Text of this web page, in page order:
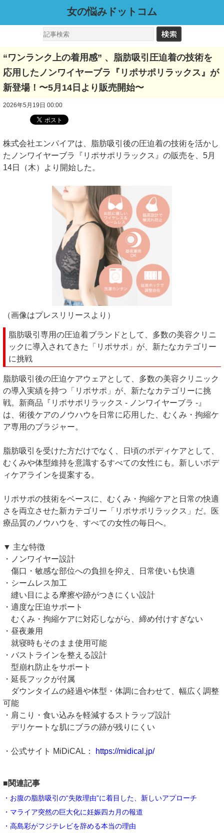
女の悩みドットコム
“ワンランク上の着用感” 、脂肪吸引圧迫着の技術を
応用したノンワイヤーブラ『リポサポリラックス』が
新登場！〜5月14日より販売開始〜
2026年5月19日 00:00
株式会社エンパイアは、脂肪吸引後の圧迫着の技術を活かし
たノンワイヤーブラ『リポサポリラックス』の販売を、5月
14日（木）より開始した。
（画像はプレスリリースより）
脂肪吸引専用の圧迫着ブランドとして、多数の美容クリニ
ックに導入されてきた「リポサポ」が、新たなカテゴリー
に挑戦
脂肪吸引後の圧迫ケアウェアとして、多数の美容クリニック
の導入実績を持つ「リポサポ」が、新たなカテゴリーに挑
戦。新商品『リポサポリラックス - ノンワイヤーブラ -』
は、術後ケアのノウハウを日常に応用した、むくみ・拘縮ケ
ア専用のブラジャー。
脂肪吸引を受けた方だけでなく、日頃のボディケアとして、
むくみや体型維持を意識するすべての女性にも。新しいボデ
ィケアラインを提案する。
リポサポの技術をベースに、むくみ・拘縮ケアと日常の快適
さを両立させた新カテゴリー「リポサポリラックス」だ。医
療品質のノウハウを、すべての女性の毎日へ。
▼ 主な特徴
・ノンワイヤー設計
傷口・敏感な部位への負担を抑え、日常使いも快適
・シームレス加工
縫い目による摩擦や跡がつきにくい設計
・適度な圧迫サポート
むくみ・拘縮ケアに対応しながら、締め付けすぎない
・昼夜兼用
就寝時もそのまま使用可能
・バストラインを整える設計
型崩れ防止をサポート
・延長フックが付属
ダウンタイムの経過や体型・体調に合わせて、幅広く調整
可能
・肩こり・食い込みを軽減するストラップ設計
デリケートな肌にブラの跡が残りにくい
・公式サイト MiDiCAL： https://midical.jp/
■関連記事
・お腹の脂肪吸引の“失敗理由”に着目した、新しいアプローチ
・マライア突然の巨大化に妊娠四カ月の報道
・高島彩がフジテレビを辞める本当の理由